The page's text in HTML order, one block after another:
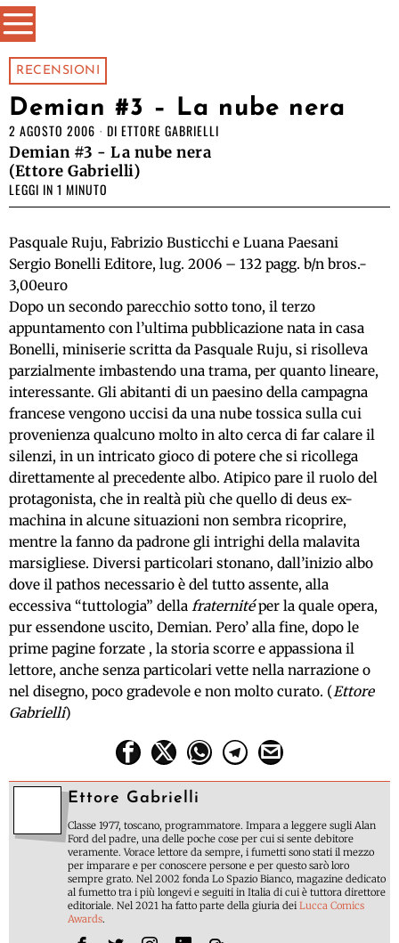
RECENSIONI
Demian #3 – La nube nera
2 AGOSTO 2006 DI ETTORE GABRIELLI
Demian #3 - La nube nera
(Ettore Gabrielli)
LEGGI IN 1 MINUTO
Pasquale Ruju, Fabrizio Busticchi e Luana Paesani
Sergio Bonelli Editore, lug. 2006 – 132 pagg. b/n bros.-
3,00euro
Dopo un secondo parecchio sotto tono, il terzo
appuntamento con l’ultima pubblicazione nata in casa
Bonelli, miniserie scritta da Pasquale Ruju, si risolleva
parzialmente imbastendo una trama, per quanto lineare,
interessante. Gli abitanti di un paesino della campagna
francese vengono uccisi da una nube tossica sulla cui
provenienza qualcuno molto in alto cerca di far calare il
silenzi, in un intricato gioco di potere che si ricollega
direttamente al precedente albo. Atipico pare il ruolo del
protagonista, che in realtà più che quello di deus ex-
machina in alcune situazioni non sembra ricoprire,
mentre la fanno da padrone gli intrighi della malavita
marsigliese. Diversi particolari stonano, dall’inizio albo
dove il pathos necessario è del tutto assente, alla
eccessiva “tuttologia” della fraternitéper la quale opera,
pur essendone uscito, Demian. Pero’ alla fine, dopo le
prime pagine forzate , la storia scorre e appassiona il
lettore, anche senza particolari vette nella narrazione o
nel disegno, poco gradevole e non molto curato. (Ettore
Gabrielli)
Ettore Gabrielli
Classe 1977, toscano, programmatore. Impara a leggere sugli Alan
Ford del padre, una delle poche cose per cui si sente debitore
veramente. Vorace lettore da sempre, i fumetti sono stati il mezzo
per imparare e per conoscere persone e per questo sarò loro
sempre grato. Nel 2002 fonda Lo Spazio Bianco, magazine dedicato
al fumetto tra i più longevi e seguiti in Italia di cui è tuttora direttore
editoriale. Nel 2021 ha fatto parte della giuria deiLucca Comics
Awards.